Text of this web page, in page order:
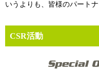
いうよりも、皆様のパート
CSR活動